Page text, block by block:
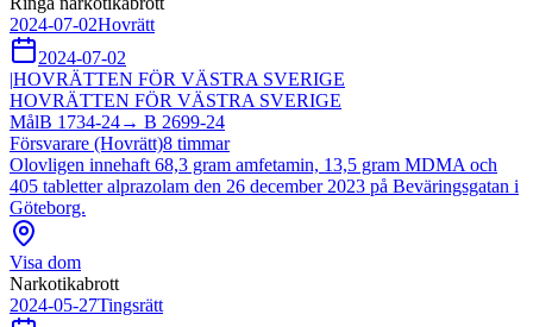
2024-07-02Hovrätt
2024-07-02
|HOVRÄTTEN FÖR VÄSTRA SVERIGE
HOVRÄTTEN FÖR VÄSTRA SVERIGE
MålB 1734-24→ B 2699-24
Försvarare (Hovrätt)8 timmar
Olovligen innehaft 68,3 gram amfetamin, 13,5 gram MDMA och
405 tabletter alprazolam den 26 december 2023 på Beväringsgatan i
Göteborg.
Visa dom
Narkotikabrott
2024-05-27Tingsrätt